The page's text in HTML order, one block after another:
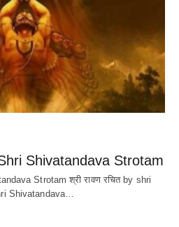
Shri Shivatandava Strotam
Strotam श्री रावण रचित by shri
Shivatandava…